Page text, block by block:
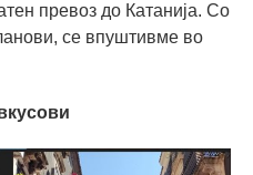
превоз до Катанија. Со
се впуштивме во